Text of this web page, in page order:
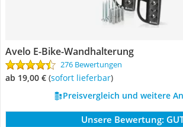
Avelo E-Bike-Wandhalterung
276 Bewertungen
ab 19,00 € ( Sofort lieferbar)
Preisvergleich und weitere
Unsere Bewertung: